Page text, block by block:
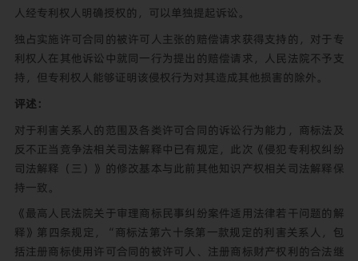
人经专利权人明确授权的，可以单独提起诉讼。
独占实施许可合同的被许可人主张的赔偿请求获得支持的，对于专
利权人在其他诉讼中就同一行为提出的赔偿请求，人民法院不予支
持，但专利权人能够证明该侵权行为对其造成其他损害的除外。
评述：
对于利害关系人的范围及各类许可合同的诉讼行为能力，商标法及
反不正当竞争法相关司法解释中已有规定，此次《侵犯专利权纠纷
司法解释（三）》的修改基本与此前其他知识产权相关司法解释保
持一致。
《最高人民法院关于审理商标民事纠纷案件适用法律若干问题的解
释》第四条规定，“商标法第六十条第一款规定的利害关系人，包
括注册商标使用许可合同的被许可人、注册商标财产权利的合法继